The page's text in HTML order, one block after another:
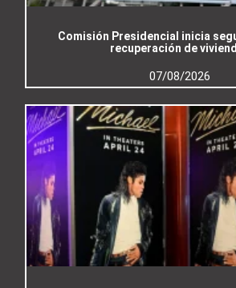
Comisión Presidencial inicia
recuperación de
07/08/2026